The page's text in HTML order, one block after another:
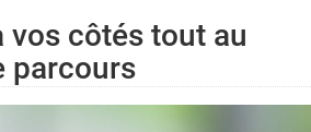
vos côtés tout au
parcours